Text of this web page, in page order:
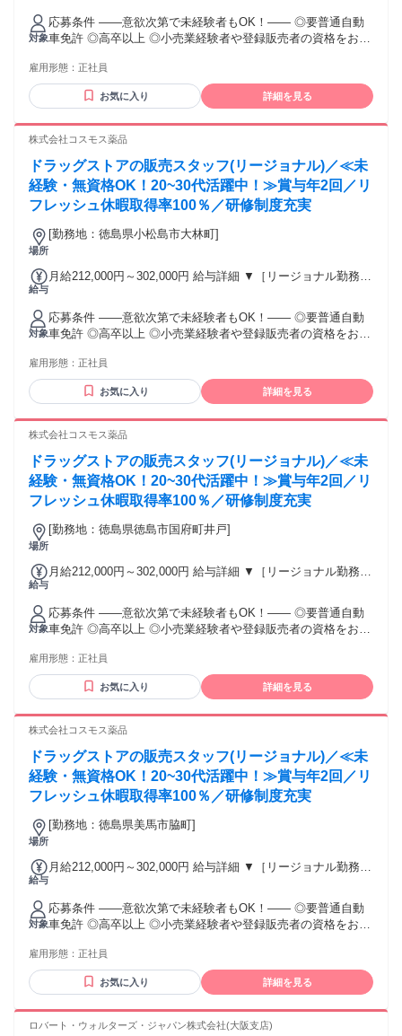
（残業時間 月2h程度） 247,000円～277,000円 【スキルアッ
プコース】早期キャリアアップを目指したい方向け 271,000円
～317,600円 （15ｈ分時間外手当含む。実際の残業時間11
ｈ） ※赴任住宅手当3万円込み（家賃6万円の物件入居の場
344,300円 （29ｈ分時間外手当含む。実際の残業時間16.5ｈ）
※赴任住宅手当3万円込み（家賃6万円の物件入居の場合）
【経験者B】小売業で店長・マネジメント職経験者(登録販売
者)) 309,300円～376,200円 （39ｈ分時間外手当含む。実際の
残業時間22ｈ） ※赴任住宅手当3万円込み（家賃6万円の物件
入居の場合） 勤務形態やエリアによって異なります。 詳細に
ついては【勤務地範囲と給与について】をご確認ください。
対象
応募条件 ――意欲次第で未経験者もOK！―― ◎要普通自動
車免許 ◎高卒以上 ◎小売業経験者や登録販売者の資格をお持
後、資格取得を目指すことも可能。研修や講習会もあり。 ※
同業界からの転職者が増えてきており、入社後活躍に繋がっ
ています。もちろん異業界からの応募や、第二新卒者も含め
雇用形態： 正社員
お気に入り 詳細を見る
株式会社コスモス薬品
ドラッグストアの販売スタッフ(リージョナル)／≪未
経験・無資格OK！20~30代活躍中！≫賞与年2回／リ
フレッシュ休暇取得率100％／研修制度充実
場所
[勤務地：徳島県小松島市大林町]
給与
月給212,000円～302,000円 給与詳細 ▼［リージョナル勤務］
（残業時間 月2h程度） 247,000円～277,000円 【スキルアッ
プコース】早期キャリアアップを目指したい方向け 271,000円
～317,600円 （15ｈ分時間外手当含む。実際の残業時間11
ｈ） ※赴任住宅手当3万円込み（家賃6万円の物件入居の場
344,300円 （29ｈ分時間外手当含む。実際の残業時間16.5ｈ）
※赴任住宅手当3万円込み（家賃6万円の物件入居の場合）
【経験者B】小売業で店長・マネジメント職経験者(登録販売
者)) 309,300円～376,200円 （39ｈ分時間外手当含む。実際の
残業時間22ｈ） ※赴任住宅手当3万円込み（家賃6万円の物件
入居の場合） 勤務形態やエリアによって異なります。 詳細に
ついては【勤務地範囲と給与について】をご確認ください。
対象
応募条件 ――意欲次第で未経験者もOK！―― ◎要普通自動
車免許 ◎高卒以上 ◎小売業経験者や登録販売者の資格をお持
後、資格取得を目指すことも可能。研修や講習会もあり。 ※
同業界からの転職者が増えてきており、入社後活躍に繋がっ
ています。もちろん異業界からの応募や、第二新卒者も含め
雇用形態： 正社員
お気に入り 詳細を見る
株式会社コスモス薬品
ドラッグストアの販売スタッフ(リージョナル)／≪未
経験・無資格OK！20~30代活躍中！≫賞与年2回／リ
フレッシュ休暇取得率100％／研修制度充実
場所
[勤務地：徳島県徳島市国府町井戸]
給与
月給212,000円～302,000円 給与詳細 ▼［リージョナル勤務］
（残業時間 月2h程度） 247,000円～277,000円 【スキルアッ
プコース】早期キャリアアップを目指したい方向け 271,000円
～317,600円 （15ｈ分時間外手当含む。実際の残業時間11
ｈ） ※赴任住宅手当3万円込み（家賃6万円の物件入居の場
344,300円 （29ｈ分時間外手当含む。実際の残業時間16.5ｈ）
※赴任住宅手当3万円込み（家賃6万円の物件入居の場合）
【経験者B】小売業で店長・マネジメント職経験者(登録販売
者)) 309,300円～376,200円 （39ｈ分時間外手当含む。実際の
残業時間22ｈ） ※赴任住宅手当3万円込み（家賃6万円の物件
入居の場合） 勤務形態やエリアによって異なります。 詳細に
ついては【勤務地範囲と給与について】をご確認ください。
対象
応募条件 ――意欲次第で未経験者もOK！―― ◎要普通自動
車免許 ◎高卒以上 ◎小売業経験者や登録販売者の資格をお持
後、資格取得を目指すことも可能。研修や講習会もあり。 ※
同業界からの転職者が増えてきており、入社後活躍に繋がっ
ています。もちろん異業界からの応募や、第二新卒者も含め
雇用形態： 正社員
お気に入り 詳細を見る
株式会社コスモス薬品
ドラッグストアの販売スタッフ(リージョナル)／≪未
経験・無資格OK！20~30代活躍中！≫賞与年2回／リ
フレッシュ休暇取得率100％／研修制度充実
場所
[勤務地：徳島県美馬市脇町]
給与
月給212,000円～302,000円 給与詳細 ▼［リージョナル勤務］
（残業時間 月2h程度） 247,000円～277,000円 【スキルアッ
プコース】早期キャリアアップを目指したい方向け 271,000円
～317,600円 （15ｈ分時間外手当含む。実際の残業時間11
ｈ） ※赴任住宅手当3万円込み（家賃6万円の物件入居の場
344,300円 （29ｈ分時間外手当含む。実際の残業時間16.5ｈ）
※赴任住宅手当3万円込み（家賃6万円の物件入居の場合）
【経験者B】小売業で店長・マネジメント職経験者(登録販売
者)) 309,300円～376,200円 （39ｈ分時間外手当含む。実際の
対象
応募条件 ――意欲次第で未経験者もOK！―― ◎要普通自動
車免許 ◎高卒以上 ◎小売業経験者や登録販売者の資格をお持
後、資格取得を目指すことも可能。研修や講習会もあり。 ※
同業界からの転職者が増えてきており、入社後活躍に繋がっ
ています。もちろん異業界からの応募や、第二新卒者も含め
雇用形態： 正社員
お気に入り 詳細を見る
ロバート・ウォルターズ・ジャパン株式会社(大阪支店)